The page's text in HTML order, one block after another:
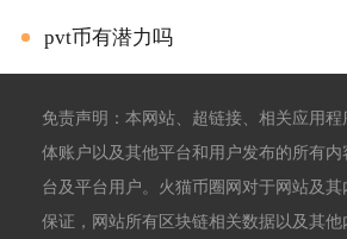
pvt币有潜力吗
免责声明：本网站、超链接、相关应用
体账户以及其他平台和用户发布的所有
台及平台用户。火猫币圈网对于网站及
保证，网站所有区块链相关数据以及其